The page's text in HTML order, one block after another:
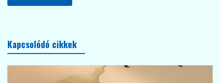
Kapcsolódó cikkek